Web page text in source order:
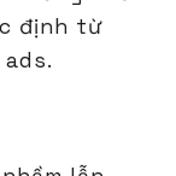
định từ